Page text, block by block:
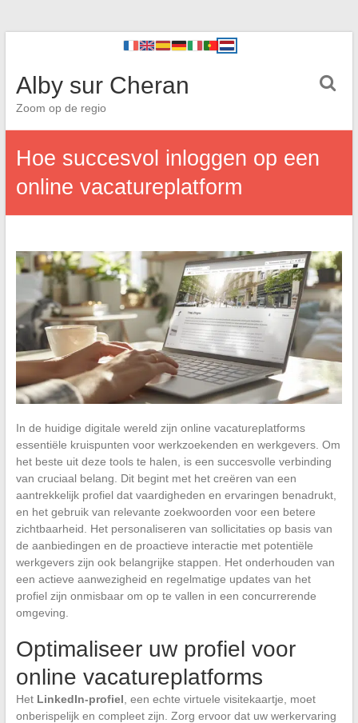
Alby sur Cheran
Zoom op de regio
Hoe succesvol inloggen op een
online vacatureplatform
In de huidige digitale wereld zijn online vacatureplatforms
essentiële kruispunten voor werkzoekenden en werkgevers. Om
het beste uit deze tools te halen, is een succesvolle verbinding
van cruciaal belang. Dit begint met het creëren van een
aantrekkelijk profiel dat vaardigheden en ervaringen benadrukt,
en het gebruik van relevante zoekwoorden voor een betere
zichtbaarheid. Het personaliseren van sollicitaties op basis van
de aanbiedingen en de proactieve interactie met potentiële
werkgevers zijn ook belangrijke stappen. Het onderhouden van
een actieve aanwezigheid en regelmatige updates van het
profiel zijn onmisbaar om op te vallen in een concurrerende
omgeving.
Optimaliseer uw profiel voor
online vacatureplatforms
Het LinkedIn-profiel , een echte virtuele visitekaartje, moet
onberispelijk en compleet zijn. Zorg ervoor dat uw werkervaring